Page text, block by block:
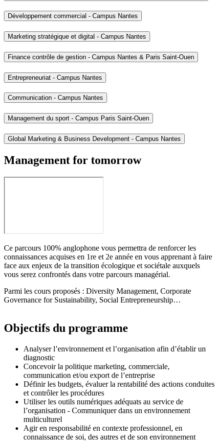
Développement commercial - Campus Nantes
Marketing stratégique et digital - Campus Nantes
Finance contrôle de gestion - Campus Nantes & Paris Saint-Ouen
Entrepreneuriat - Campus Nantes
Communication - Campus Nantes
Management du sport - Campus Paris Saint-Ouen
Global Marketing & Business Development - Campus Nantes
Management for tomorrow
Ce parcours 100% anglophone vous permettra de renforcer les
connaissances acquises en 1re et 2e année en vous apprenant à faire
face aux enjeux de la transition écologique et sociétale auxquels
vous serez confrontés dans votre parcours managérial.
Parmi les cours proposés : Diversity Management, Corporate
Governance for Sustainability, Social Entrepreneurship…
Objectifs du programme
Analyser l’environnement et l’organisation afin d’établir un
diagnostic
Concevoir la politique marketing, commerciale,
communication et/ou export de l’entreprise
Définir les budgets, évaluer la rentabilité des actions conduites
et contrôler les procédures
Utiliser les outils numériques adéquats au service de
l’organisation - Communiquer dans un environnement
multiculturel
Agir en responsabilité en contexte professionnel, en
connaissance de soi, des autres et de son environnement